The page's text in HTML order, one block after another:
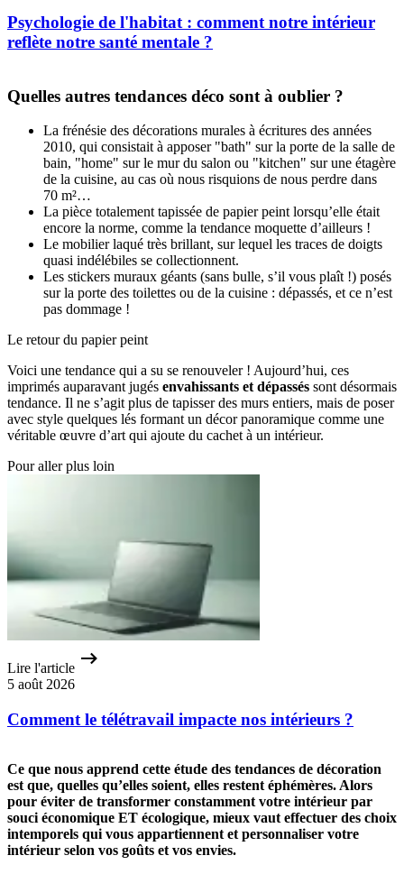
Psychologie de l'habitat : comment notre intérieur
reflète notre santé mentale ?
Quelles autres tendances déco sont à oublier ?
La frénésie des décorations murales à écritures des années
2010, qui consistait à apposer "bath" sur la porte de la salle de
bain, "home" sur le mur du salon ou "kitchen" sur une étagère
de la cuisine, au cas où nous risquions de nous perdre dans
70 m²…
La pièce totalement tapissée de papier peint lorsqu’elle était
encore la norme, comme la tendance moquette d’ailleurs !
Le mobilier laqué très brillant, sur lequel les traces de doigts
quasi indélébiles se collectionnent.
Les stickers muraux géants (sans bulle, s’il vous plaît !) posés
sur la porte des toilettes ou de la cuisine : dépassés, et ce n’est
pas dommage !
Le retour du papier peint
Voici une tendance qui a su se renouveler ! Aujourd’hui, ces
imprimés auparavant jugés envahissants et dépassés sont désormais
tendance. Il ne s’agit plus de tapisser des murs entiers, mais de poser
avec style quelques lés formant un décor panoramique comme une
véritable œuvre d’art qui ajoute du cachet à un intérieur.
Pour aller plus loin
Lire l'article
5 août 2026
Comment le télétravail impacte nos intérieurs ?
Ce que nous apprend cette étude des tendances de décoration
est que, quelles qu’elles soient, elles restent éphémères. Alors
pour éviter de transformer constamment votre intérieur par
souci économique ET écologique, mieux vaut effectuer des choix
intemporels qui vous appartiennent et personnaliser votre
intérieur selon vos goûts et vos envies.